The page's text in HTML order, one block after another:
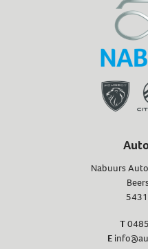
Nabuurs
T
E